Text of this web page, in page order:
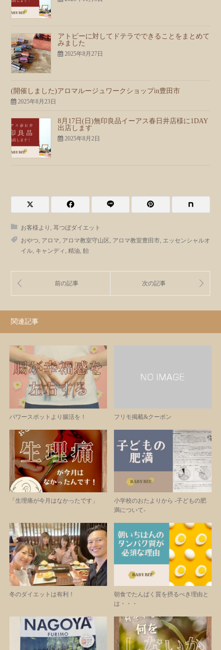
アトピーに対してドテラでできることをまとめて
みました
2025年8月27日
(開催しました)アロマルージュワークショップin豊田市
2025年8月23日
8月17日(日)無印良品イーアス春日井店様に1DAY
出店します
2025年8月2日
お客様より
耳つぼダイエット
おやつ アロマ アロマ教室守山区 アロマ教室豊田市 エッセンシャルオ
イル キャンディ 精油 飴
関連記事
パワースポットより腸活を！ フリモ掲載&クーポン
「生理痛が今月はなかったです」
小学校のおたよりから -子どもの肥
満について-
冬のダイエットは有利！
朝食でたんぱく質を摂るべき理由と
は・・・